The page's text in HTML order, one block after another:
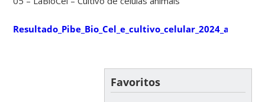
Resultado_Pibe_Bio_Cel_e_cultivo_celular_2024_assinado
Favoritos